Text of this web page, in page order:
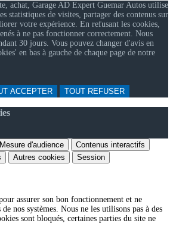
achat, Garage AD Expert Guemar Autos utilise
statistiques de visites, partager des contenus sur
votre expérience. En refusant les cookies,
à ne pas fonctionner correctement. Nous
30 jours. Vous pouvez changer d'avis en
en bas à gauche de chaque page de notre
ACCEPTER
TOUT REFUSER
Mesure d'audience
Contenus interactifs
Autres cookies Session
assurer son bon fonctionnement et ne
nos systèmes. Nous ne les utilisons pas à des
sont bloqués, certaines parties du site ne